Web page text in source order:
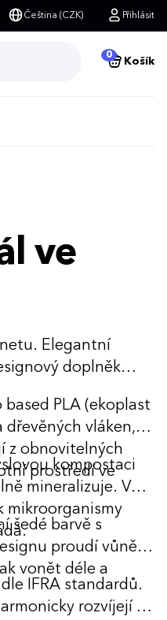
Čeština (CZK) Přihlásit
0
Košík
ve
Elegantní
doplněk
PLA (ekoplast
dřevěných vláken,
z obnovitelných
prostředí ve
kompostaci
mineralizuje. V
mikroorganismy
šedé barvě s
proudí vůně
vonět déle a
IFRA standardů.
rozvíjejí v